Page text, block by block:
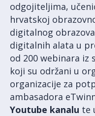
odgojiteljima,
hrvatskoj
digitalnog
digitalnih alata u
od 200 webinara iz
koji su održani u
organizacije za
ambasadora
Youtube kanalu te